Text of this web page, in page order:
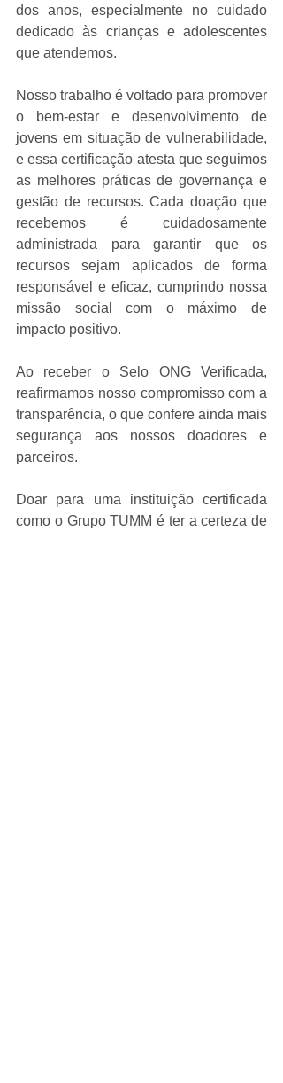
dos anos, especialmente no cuidado
dedicado às crianças e adolescentes
que atendemos.
Nosso trabalho é voltado para promover
o bem-estar e desenvolvimento de
jovens em situação de vulnerabilidade,
e essa certificação atesta que seguimos
as melhores práticas de governança e
gestão de recursos. Cada doação que
recebemos é cuidadosamente
administrada para garantir que os
recursos sejam aplicados de forma
responsável e eficaz, cumprindo nossa
missão social com o máximo de
impacto positivo.
Ao receber o Selo ONG Verificada,
reafirmamos nosso compromisso com a
transparência, o que confere ainda mais
segurança aos nossos doadores e
parceiros.
Doar para uma instituição certificada
como o Grupo TUMM é ter a certeza de